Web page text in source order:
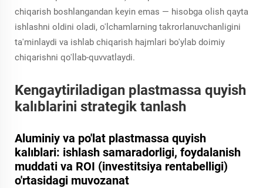
chiqarish boshlangandan keyin emas — hisobga olish qayta
ishlashni oldini oladi, o'lchamlarning takrorlanuvchanligini
ta'minlaydi va ishlab chiqarish hajmlari bo'ylab doimiy
chiqarishni qo'llab-quvvatlaydi.
Kengaytiriladigan plastmassa quyish
kalıblarini strategik tanlash
Aluminiy va po'lat plastmassa quyish
kalıblari: ishlash samaradorligi, foydalanish
muddati va ROI (investitsiya rentabelligi)
o'rtasidagi muvozanat